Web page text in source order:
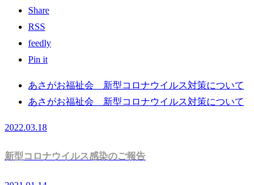
Share
RSS
feedly
Pin it
あさがお福祉会 新型コロナウイルス対策について
あさがお福祉会 新型コロナウイルス対策について
2022.03.18
新型コロナウイルス感染のご報告